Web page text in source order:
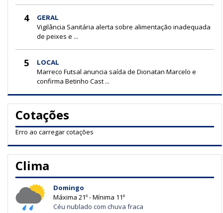
4 GERAL
Vigilância Sanitária alerta sobre alimentação inadequada
de peixes e ...
5 LOCAL
Marreco Futsal anuncia saída de Dionatan Marcelo e
confirma Betinho Cast ...
Cotações
Erro ao carregar cotações
Clima
Domingo
Máxima 21º - Mínima 11º
Céu nublado com chuva fraca